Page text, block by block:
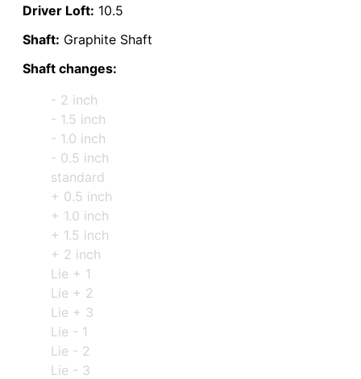
Driver Loft: 10.5
Shaft: Graphite Shaft
Shaft changes:
- 2 inch
- 1.5 inch
- 1.0 inch
- 0.5 inch
standard
+ 0.5 inch
+ 1.0 inch
+ 1.5 inch
+ 2 inch
Lie + 1
Lie + 2
Lie + 3
Lie - 1
Lie - 2
Lie - 3